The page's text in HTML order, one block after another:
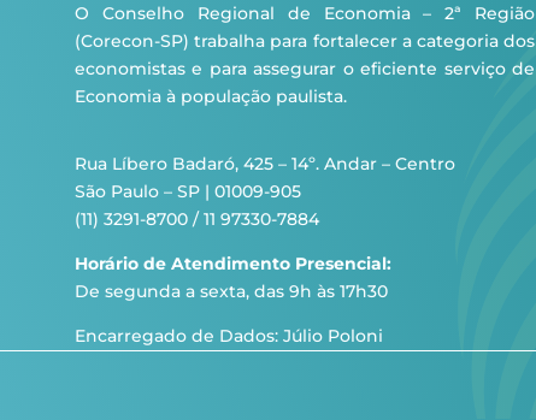
O Conselho Regional de Economia – 2ª Região
(Corecon-SP) trabalha para fortalecer a categoria dos
economistas e para assegurar o eficiente serviço de
Economia à população paulista.
Rua Líbero Badaró, 425 – 14º. Andar – Centro
São Paulo – SP | 01009-905
(11) 3291-8700 / 11 97330-7884
Horário de Atendimento Presencial:
De segunda a sexta, das 9h às 17h30
Encarregado de Dados: Júlio Poloni